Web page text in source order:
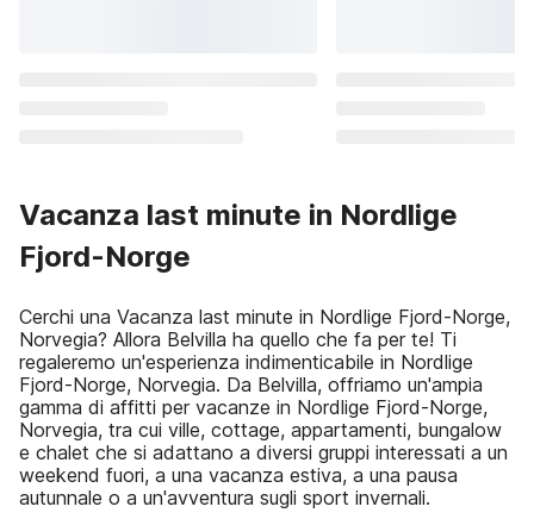
Vacanza last minute in Nordlige
Fjord-Norge
Cerchi una Vacanza last minute in Nordlige Fjord-Norge,
Norvegia? Allora Belvilla ha quello che fa per te! Ti
regaleremo un'esperienza indimenticabile in Nordlige
Fjord-Norge, Norvegia. Da Belvilla, offriamo un'ampia
gamma di affitti per vacanze in Nordlige Fjord-Norge,
Norvegia, tra cui ville, cottage, appartamenti, bungalow
e chalet che si adattano a diversi gruppi interessati a un
weekend fuori, a una vacanza estiva, a una pausa
autunnale o a un'avventura sugli sport invernali.